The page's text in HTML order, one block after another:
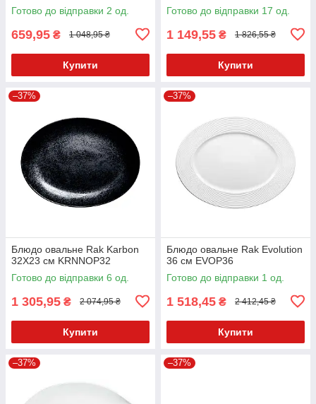
Готово до відправки 2 од.
659,95 ₴ 1 048,95 ₴
Купити
Готово до відправки 17 од.
1 149,55 ₴ 1 826,55 ₴
Купити
–37%
Блюдо овальне Rak Karbon
32X23 см KRNNOP32
Готово до відправки 6 од.
1 305,95 ₴ 2 074,95 ₴
Купити
–37%
Блюдо овальне Rak Evolution
36 см EVOP36
Готово до відправки 1 од.
1 518,45 ₴ 2 412,45 ₴
Купити
–37% –37%